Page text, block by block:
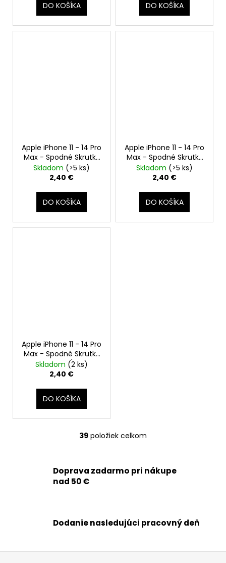
DO KOŠÍKA DO KOŠÍKA
Apple iPhone 11 - 14 Pro
Max - Spodné Skrutky
Pentalobe (Čierne,
Black, Midnight, Space
Skladom (>5 ks)
2,40 €
DO KOŠÍKA
Apple iPhone 11 - 14 Pro
Max - Spodné Skrutky
Pentalobe (Strieborné,
Silver, White, Starlight)
Skladom (>5 ks)
2,40 €
DO KOŠÍKA
Apple iPhone 11 - 14 Pro
Max - Spodné Skrutky
Pentalobe (Zlaté,
Gold)
Skladom (2 ks)
2,40 €
DO KOŠÍKA
O
á
i
e
r
39 položiek celkom
Doprava zadarmo pri nákupe
nad 50 €
Dodanie nasledujúci pracovný deň